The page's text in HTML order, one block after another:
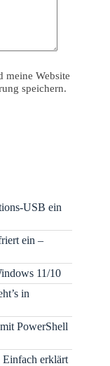
meine Website
speichern.
USB ein
ein –
11/10
in
PowerShell
Einfach erklärt